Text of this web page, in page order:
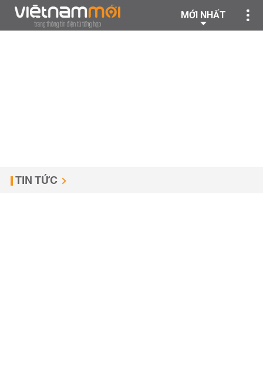
MỚI NHẤT
TIN TỨC